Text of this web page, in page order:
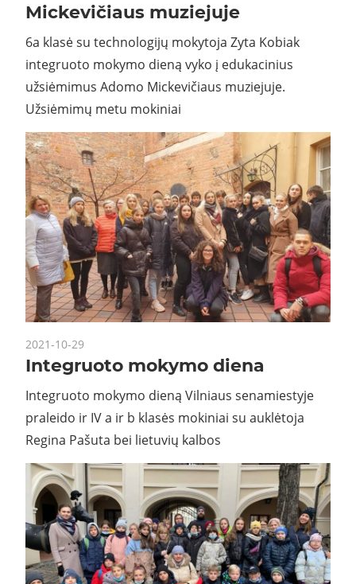
Mickevičiaus muziejuje
6a klasė su technologijų mokytoja Zyta Kobiak
integruoto mokymo dieną vyko į edukacinius
užsiėmimus Adomo Mickevičiaus muziejuje.
Užsiėmimų metu mokiniai
2021-10-29
Integruoto mokymo diena
Integruoto mokymo dieną Vilniaus senamiestyje
praleido ir IV a ir b klasės mokiniai su auklėtoja
Regina Pašuta bei lietuvių kalbos